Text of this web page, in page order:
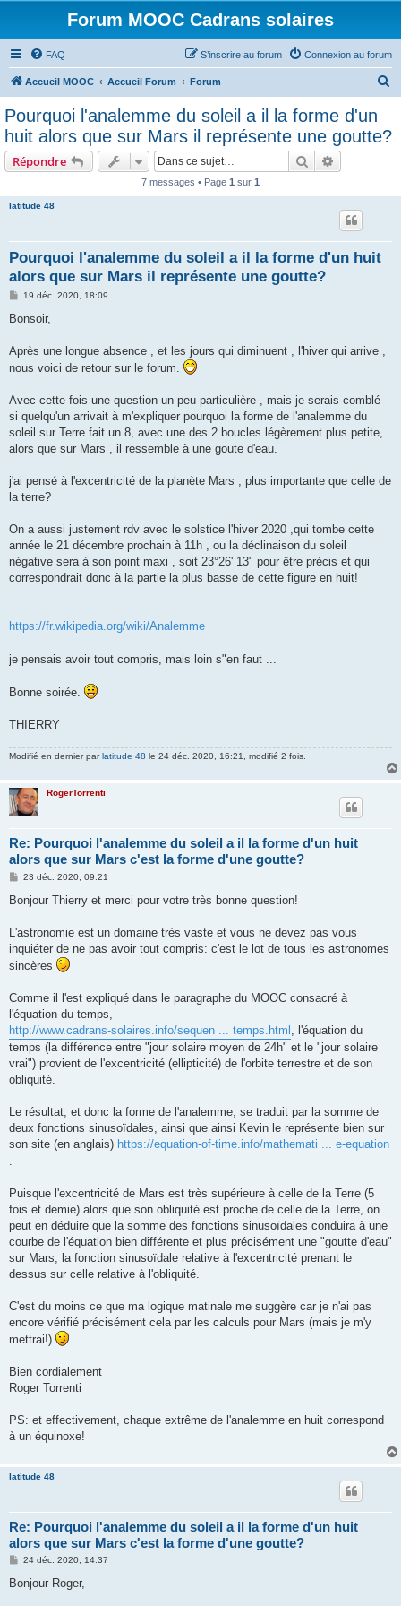
Forum MOOC Cadrans solaires
FAQ Connexion au forum
S’inscrire au forum
Accueil MOOC Accueil Forum Forum
Pourquoi l'analemme du soleil a il la forme d'un
huit alors que sur Mars il représente une goutte?
Répondre Rechercher
7 messages • Page 1 sur 1
latitude 48
Pourquoi l'analemme du soleil a il la forme d'un huit
alors que sur Mars il représente une goutte?
M
s
g
19 déc. 2020, 18:09
Bonsoir,
Après une longue absence , et les jours qui diminuent , l'hiver qui arrive ,
nous voici de retour sur le forum.
Avec cette fois une question un peu particulière , mais je serais comblé
si quelqu'un arrivait à m'expliquer pourquoi la forme de l'analemme du
soleil sur Terre fait un 8, avec une des 2 boucles légèrement plus petite,
alors que sur Mars , il ressemble à une goute d'eau.
j'ai pensé à l'excentricité de la planète Mars , plus importante que celle de
la terre?
On a aussi justement rdv avec le solstice l'hiver 2020 ,qui tombe cette
année le 21 décembre prochain à 11h , ou la déclinaison du soleil
négative sera à son point maxi , soit 23°26' 13" pour être précis et qui
correspondrait donc à la partie la plus basse de cette figure en huit!
https://fr.wikipedia.org/wiki/Analemme
je pensais avoir tout compris, mais loin s"en faut ...
Bonne soirée.
THIERRY
Modifié en dernier parlatitude 48 le 24 déc. 2020, 16:21, modifié 2 fois.
RogerTorrenti
Re: Pourquoi l'analemme du soleil a il la forme d'un huit
alors que sur Mars c'est la forme d'une goutte?
M
s
g
23 déc. 2020, 09:21
Bonjour Thierry et merci pour votre très bonne question!
L'astronomie est un domaine très vaste et vous ne devez pas vous
inquiéter de ne pas avoir tout compris: c'est le lot de tous les astronomes
sincères
Comme il l'est expliqué dans le paragraphe du MOOC consacré à
l'équation du temps,
http://www.cadrans-solaires.info/sequen ... temps.html , l'équation du
temps (la différence entre "jour solaire moyen de 24h" et le "jour solaire
vrai") provient de l'excentricité (ellipticité) de l'orbite terrestre et de son
obliquité.
Le résultat, et donc la forme de l'analemme, se traduit par la somme de
deux fonctions sinusoïdales, ainsi que ainsi Kevin le représente bien sur
son site (en anglais) https://equation-of-time.info/mathemati ... e-equation
Puisque l'excentricité de Mars est très supérieure à celle de la Terre (5
fois et demie) alors que son obliquité est proche de celle de la Terre, on
peut en déduire que la somme des fonctions sinusoïdales conduira à une
courbe de l'équation bien différente et plus précisément une "goutte d'eau"
sur Mars, la fonction sinusoïdale relative à l'excentricité prenant le
dessus sur celle relative à l'obliquité.
C'est du moins ce que ma logique matinale me suggère car je n'ai pas
encore vérifié précisément cela par les calculs pour Mars (mais je m'y
mettrai!)
Bien cordialement
Roger Torrenti
PS: et effectivement, chaque extrême de l'analemme en huit correspond
à un équinoxe!
latitude 48
Re: Pourquoi l'analemme du soleil a il la forme d'un huit
alors que sur Mars c'est la forme d'une goutte?
M
s
24 déc. 2020, 14:37
Bonjour Roger,